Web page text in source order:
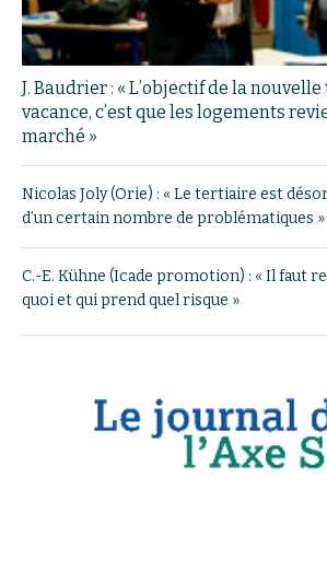
J. Baudrier : « L’objectif de la
vacance, c’est que les logements
marché »
Nicolas Joly (Orie) : « Le tertiaire est
d’un certain nombre de problématiques »
C.-E. Kühne (Icade promotion) : « Il faut
quoi et qui prend quel risque »